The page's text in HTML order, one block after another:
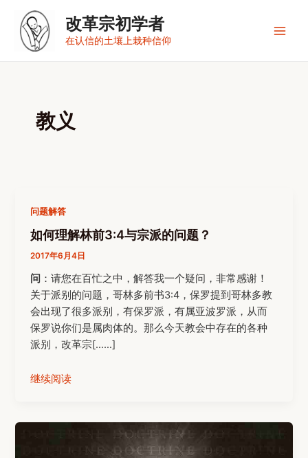
改革宗初学者
在认信的土壤上栽种信仰
教义
问题解答
如何理解林前3:4与宗派的问题？
2017年6月4日
问 ：请您在百忙之中，解答我一个疑问，非常感谢！
关于派别的问题，哥林多前书3:4，保罗提到哥林多教
会出现了很多派别，有保罗派，有属亚波罗派，从而
保罗说你们是属肉体的。那么今天教会中存在的各种
派别，改革宗[……]
继续阅读